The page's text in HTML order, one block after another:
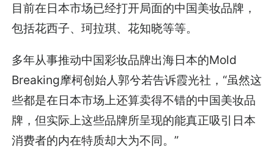
目前在日本市场已经打开局面的中国美妆品牌，
包括花西子、珂拉琪、花知晓等等。
多年从事推动中国彩妆品牌出海日本的Mold
Breaking摩柯创始人郭兮若告诉霞光社，“虽然这
些都是在日本市场上还算卖得不错的中国美妆品
牌，但实际上这些品牌所呈现的能真正吸引日本
消费者的内在特质却大为不同。”